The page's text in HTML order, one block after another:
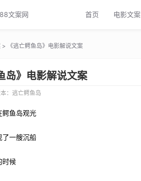
鱼岛电影解说词_逃亡鳄鱼岛电影解说稿
文案网 首页 电影文案
> 《逃亡鳄鱼岛》电影解说文案
岛》电影解说文案
： 逃亡鳄鱼岛
鳄鱼岛观光
了一艘沉船
时候